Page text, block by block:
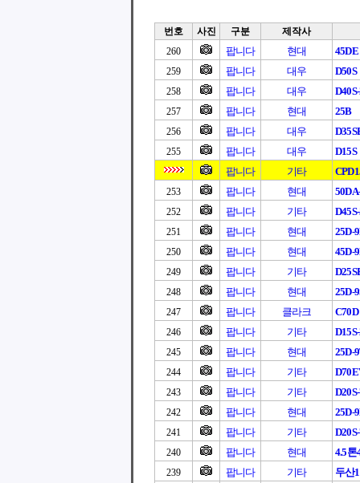
번호 사진 구분
제작사
260
팝니다 현대 45DE
259 팝니다 대우 D50S
258 팝니다 대우
257 팝니다 현대 25B
256 팝니다 대우
255 팝니다 대우
D15S
팝니다
기타
253 팝니다 현대
252 팝니다 기타
251 팝니다 현대 25D-
250 팝니다 현대 45D-
249 팝니다 기타
248 팝니다 현대 25D-
247 팝니다 클라크 C70D
246 팝니다 기타
245 팝니다 현대 25D-
244 팝니다 기타
243 팝니다 기타
242 팝니다 현대 25D-
241 팝니다 기타
240 팝니다 현대 4.5톤
239 팝니다 기타 두산